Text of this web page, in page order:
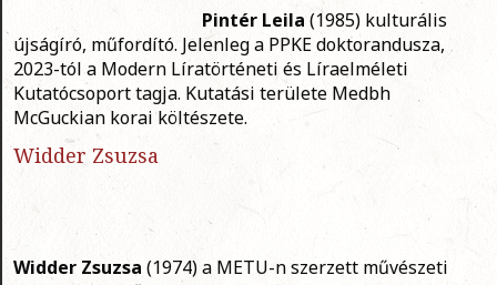
Pintér Leila (1985) kulturális
újságíró, műfordító. Jelenleg a PPKE doktorandusza,
2023-tól a Modern Líratörténeti és Líraelméleti
Kutatócsoport tagja. Kutatási területe Medbh
McGuckian korai költészete.
Widder Zsuzsa
Widder Zsuzsa (1974) a METU-n szerzett művészeti